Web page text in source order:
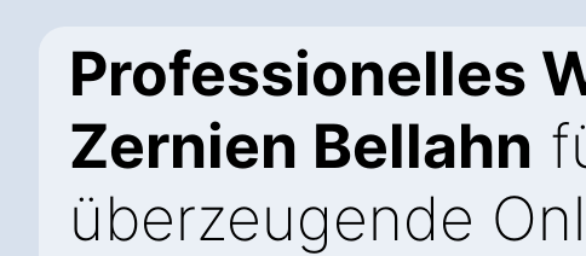
Professionelles
Zernien Bellahn
überzeugende